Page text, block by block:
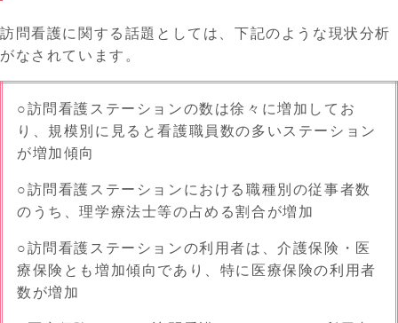
訪問看護に関する話題としては、下記のような現状分析
がなされています。
○訪問看護ステーションの数は徐々に増加してお
り、規模別に見ると看護職員数の多いステーション
が増加傾向
○訪問看護ステーションにおける職種別の従事者数
のうち、理学療法士等の占める割合が増加
○訪問看護ステーションの利用者は、介護保険・医
療保険とも増加傾向であり、 特に医療保険の利用者
数が増加